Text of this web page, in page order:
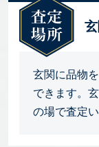
玄関に品物
できます。
の場で査定い